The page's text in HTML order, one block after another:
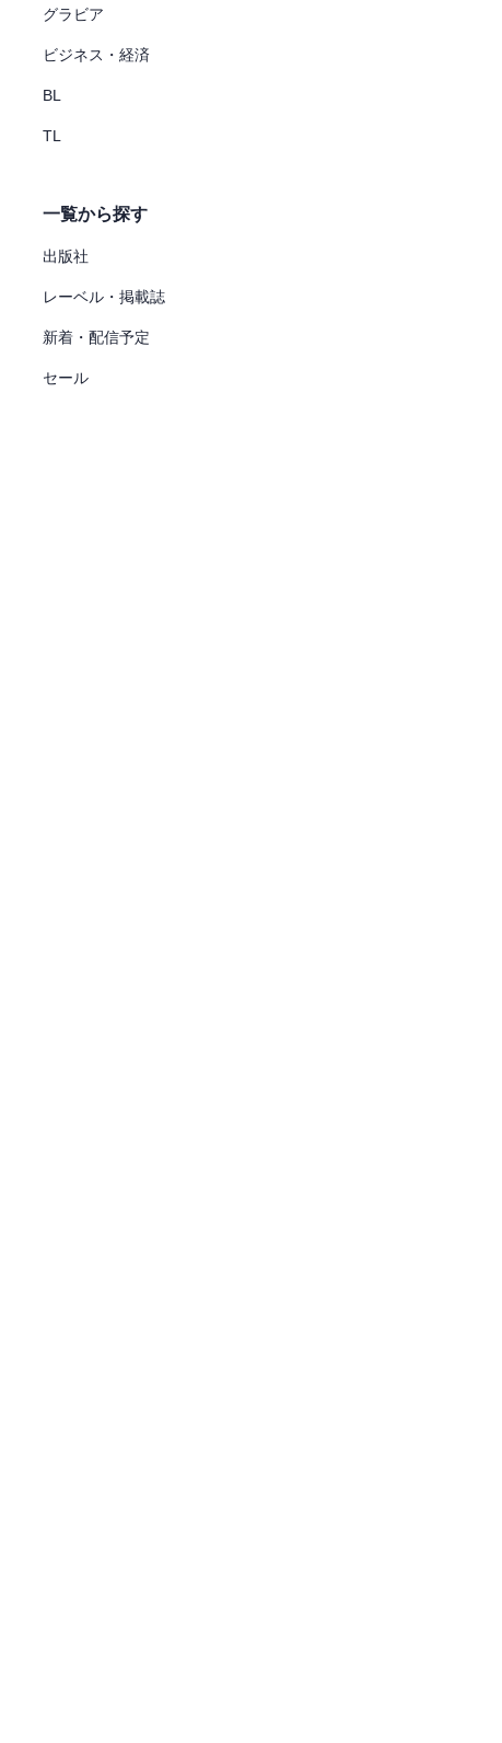
グラビア
ビジネス・経済
BL
TL
一覧から探す
出版社
レーベル・掲載誌
新着・配信予定
セール